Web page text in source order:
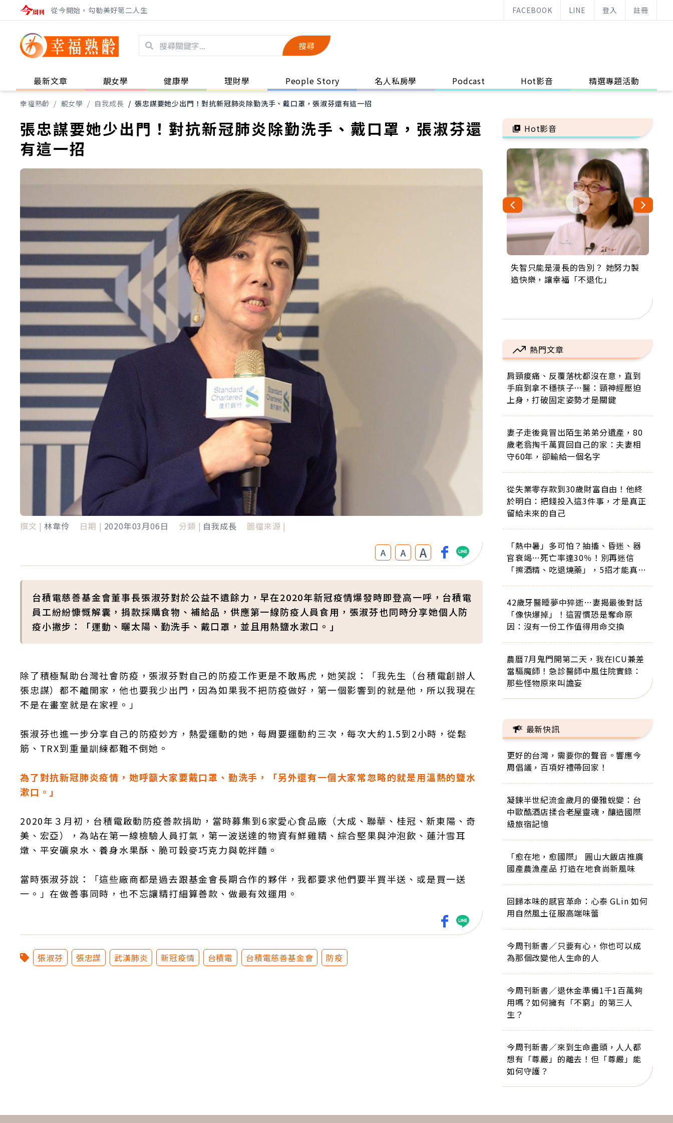
從今開始，勾勒美好第二人生 FACEBOOK LINE 登入 註冊
搜尋
最新文章 靚女學 健康學 理財學 People Story 名人私房學 Podcast Hot影音 精選專題活動
幸福熟齡 / 靚女學 / 自我成長 / 張忠謀要她少出門！對抗新冠肺炎除勤洗手、戴口罩，張淑芬還有這一招
張忠謀要她少出門！對抗新冠肺炎除勤洗手、戴口罩，張淑芬還
有這一招
撰文 | 林韋伶 日期 | 2020年03月06日 分類 | 自我成長 圖檔來源 |
A A A
台積電慈善基金會董事長張淑芬對於公益不遺餘力，早在2020年新冠疫情爆發時即登高一呼，台積電
員工紛紛慷慨解囊，捐款採購食物、補給品，供應第一線防疫人員食用，張淑芬也同時分享她個人防
疫小撇步：「運動、曬太陽、勤洗手、戴口罩，並且用熱鹽水漱口。」
除了積極幫助台灣社會防疫，張淑芬對自己的防疫工作更是不敢馬虎，她笑說：「我先生（台積電創辦人
張忠謀）都不離開家，他也要我少出門，因為如果我不把防疫做好，第一個影響到的就是他，所以我現在
不是在畫室就是在家裡。」
張淑芬也進一步分享自己的防疫妙方，熱愛運動的她，每周要運動約三次，每次大約1.5到2小時，從鬆
筋、TRX到重量訓練都難不倒她。
為了對抗新冠肺炎疫情，她呼籲大家要戴口罩、勤洗手，「另外還有一個大家常忽略的就是用溫熱的鹽水
漱口。」
2020年３月初，台積電啟動防疫善款捐助，當時募集到6家愛心食品廠（大成、聯華、桂冠、新東陽、奇
美、宏亞），為站在第一線檢驗人員打氣，第一波送達的物資有鮮雞精、綜合堅果與沖泡飲、蓮汁雪耳
燉、平安礦泉水、養身水果酥、脆可穀麥巧克力與乾拌麵。
當時張淑芬說：「這些廠商都是過去跟基金會長期合作的夥伴，我都要求他們要半買半送、或是買一送
一。」在做善事同時，也不忘讓精打細算善款、做最有效運用。
下一則 ＋
張淑芬 張忠謀 武漢肺炎 新冠疫情 台積電 台積電慈善基金會 防疫
Hot影音
失智只能是漫長的告別？ 她努力製
造快樂，讓幸福「不退化」
來自剛果的巧克力神父 為台灣奉獻
36年 「台灣是我的家，我連作夢都
63歲卸矽谷副總、搬回台灣找快
樂！「蛋黃哥小丑」走進安養院，
104歲打破金氏世界紀錄 成為全球
最年長羽球選手，分享長壽的秘密
事業巔峰他選擇追夢…黑手阿伯拉
小提琴還登上小巨蛋！連CNN都大
熱門文章
肩頸痠痛、反覆落枕都沒在意，直到
手麻到拿不穩筷子…醫：頸神經壓迫
上身，打破固定姿勢才是關鍵
妻子走後竟冒出陌生弟弟分遺產，80
歲老翁掏千萬買回自己的家：夫妻相
守60年，卻輸給一個名字
從失業零存款到30歲財富自由！他終
於明白：把錢投入這3件事，才是真正
留給未來的自己
「熱中暑」多可怕？抽搐、昏迷、器
官衰竭…死亡率達30％！別再迷信
「擦酒精、吃退燒藥」，5招才能真救
42歲牙醫睡夢中猝逝…妻揭最後對話
「像快爆掉」！這習慣恐是奪命原
因：沒有一份工作值得用命交換
農曆7月鬼門開第二天，我在ICU兼差
當驅魔師！急診醫師中風住院實錄：
那些怪物原來叫譫妄
最新快訊
更好的台灣，需要你的聲音。響應今
周倡議，百項好禮帶回家！
凝鍊半世紀流金歲月的優雅蛻變：台
中歐酷酒店揉合老屋靈魂，釀造國際
級旅宿記憶
「愈在地，愈國際」 圓山大飯店推廣
國產農漁產品 打造在地食尚新風味
回歸本味的感官革命：心泰 GLin 如何
用自然風土征服高端味蕾
今周刊新書／只要有心，你也可以成
為那個改變他人生命的人
今周刊新書／退休金準備1千1百萬夠
用嗎？如何擁有「不窮」的第三人
生？
今周刊新書／來到生命盡頭，人人都
想有「尊嚴」的離去！但「尊嚴」能
如何守護？